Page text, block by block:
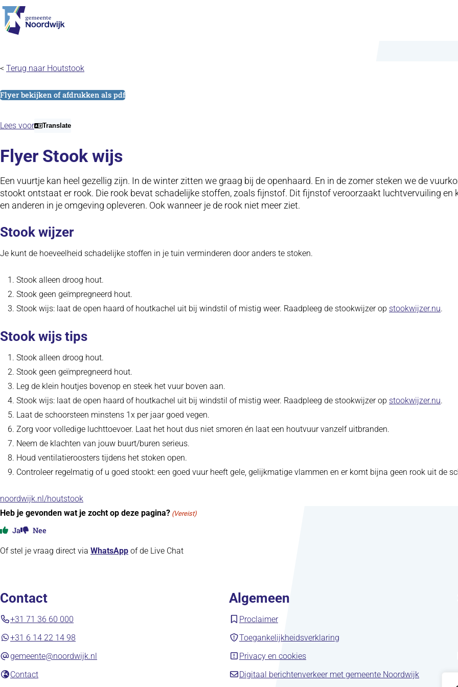
Ga naar de inhoud
< Terug naar Houtstook
Flyer bekijken of afdrukken als pdf
Lees voor Translate
Flyer Stook wijs
Een vuurtje kan heel gezellig zijn. In de winter zitten we graag bij de openhaard. En in de zomer steken we de
stookt ontstaat er rook. Die rook bevat schadelijke stoffen, zoals fijnstof. Dit fijnstof veroorzaakt luchtvervuiling en
en anderen in je omgeving opleveren. Ook wanneer je de rook niet meer ziet.
Stook wijzer
Je kunt de hoeveelheid schadelijke stoffen in je tuin verminderen door anders te stoken.
Stook alleen droog hout.
Stook geen geïmpregneerd hout.
Stook wijs: laat de open haard of houtkachel uit bij windstil of mistig weer. Raadpleeg de stookwijzer op stookwijzer.nu.
Stook wijs tips
Stook alleen droog hout.
Stook geen geïmpregneerd hout.
Leg de klein houtjes bovenop en steek het vuur boven aan.
Stook wijs: laat de open haard of houtkachel uit bij windstil of mistig weer. Raadpleeg de stookwijzer op stookwijzer.nu.
Laat de schoorsteen minstens 1x per jaar goed vegen.
Zorg voor volledige luchttoevoer. Laat het hout dus niet smoren én laat een houtvuur vanzelf uitbranden.
Neem de klachten van jouw buurt/buren serieus.
Houd ventilatieroosters tijdens het stoken open.
Controleer regelmatig of u goed stookt: een goed vuur heeft gele, gelijkmatige vlammen en er komt bijna geen rook uit de
noordwijk.nl/houtstook
Heb je gevonden wat je zocht op deze pagina? (Vereist)
Ja Nee
Of stel je vraag direct via WhatsApp of de Live Chat
Contact
+31 71 36 60 000
+31 6 14 22 14 98
gemeente@noordwijk.nl
Contact(opent in nieuw tabblad)
Algemeen
Proclaimer(opent in nieuw tabblad)
Toegankelijkheidsverklaring
Privacy en cookies(opent in nieuw tabblad)
Digitaal berichtenverkeer met gemeente Noordwijk(opent in